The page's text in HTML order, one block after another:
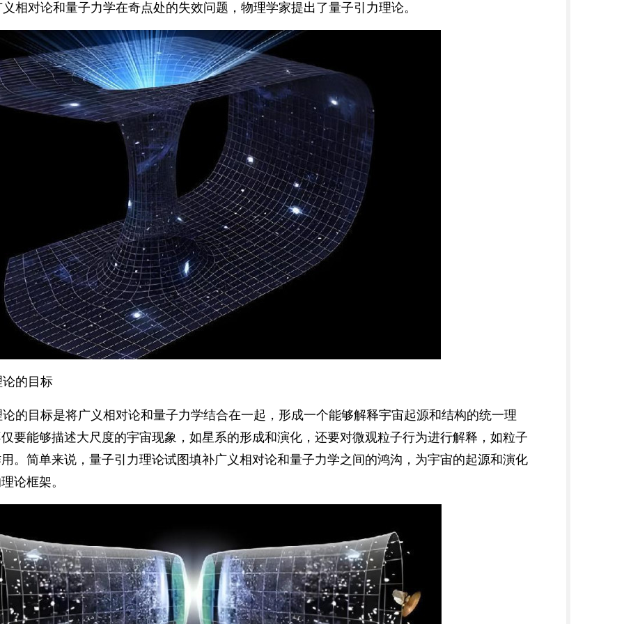
相对论和量子力学在奇点处的失效问题，物理学家提出了量子引力理论。
的目标
的目标是将广义相对论和量子力学结合在一起，形成一个能够解释宇宙起源和结构的统一理
要能够描述大尺度的宇宙现象，如星系的形成和演化，还要对微观粒子行为进行解释，如粒子
。简单来说，量子引力理论试图填补广义相对论和量子力学之间的鸿沟，为宇宙的起源和演化
论框架。